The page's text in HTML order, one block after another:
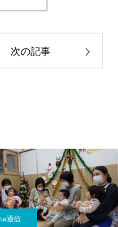
次の記事
通信